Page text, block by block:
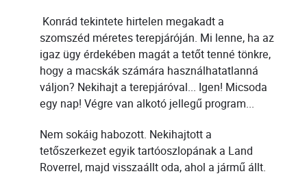
Konrád tekintete hirtelen megakadt a
szomszéd méretes terepjáróján. Mi lenne, ha az
igaz ügy érdekében magát a tetőt tenné tönkre,
hogy a macskák számára használhatatlanná
váljon? Nekihajt a terepjáróval... Igen! Micsoda
egy nap! Végre van alkotó jellegű program...
Nem sokáig habozott. Nekihajtott a
tetőszerkezet egyik tartóoszlopának a Land
Roverrel, majd visszaállt oda, ahol a jármű állt.